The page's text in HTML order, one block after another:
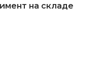
на складе